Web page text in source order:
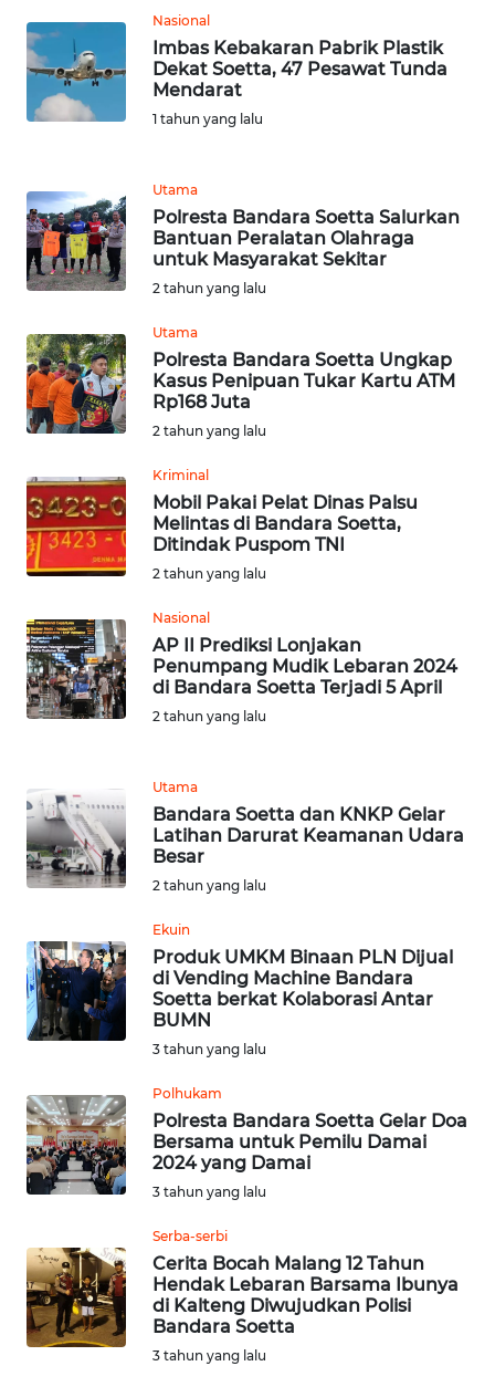
Nasional
Imbas Kebakaran Pabrik Plastik
Dekat Soetta, 47 Pesawat Tunda
Mendarat
1 tahun yang lalu
Utama
Polresta Bandara Soetta Salurkan
Bantuan Peralatan Olahraga
untuk Masyarakat Sekitar
2 tahun yang lalu
Utama
Polresta Bandara Soetta Ungkap
Kasus Penipuan Tukar Kartu ATM
Rp168 Juta
2 tahun yang lalu
Kriminal
Mobil Pakai Pelat Dinas Palsu
Melintas di Bandara Soetta,
Ditindak Puspom TNI
2 tahun yang lalu
Nasional
AP II Prediksi Lonjakan
Penumpang Mudik Lebaran 2024
di Bandara Soetta Terjadi 5 April
2 tahun yang lalu
Utama
Bandara Soetta dan KNKP Gelar
Latihan Darurat Keamanan Udara
Besar
2 tahun yang lalu
Ekuin
Produk UMKM Binaan PLN Dijual
di Vending Machine Bandara
Soetta berkat Kolaborasi Antar
BUMN
3 tahun yang lalu
Polhukam
Polresta Bandara Soetta Gelar Doa
Bersama untuk Pemilu Damai
2024 yang Damai
3 tahun yang lalu
Serba-serbi
Cerita Bocah Malang 12 Tahun
Hendak Lebaran Barsama Ibunya
di Kalteng Diwujudkan Polisi
Bandara Soetta
3 tahun yang lalu
WN
SERAMBI
WN
WN
SULTRA
WN
WN
SULTENG
SULBAR
WN
WN
SUMBAR
WN
SUMSEL
BENGKULU
WN
LAMPUNG
WN
JATENG
WN
WN
JOGJA
WN
WN
BALI